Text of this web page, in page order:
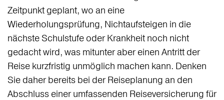
Zeitpunkt geplant, wo an eine
Wiederholungsprüfung, Nichtaufsteigen in die
nächste Schulstufe oder Krankheit noch nicht
gedacht wird, was mitunter aber einen Antritt der
Reise kurzfristig unmöglich machen kann. Denken
Sie daher bereits bei der Reiseplanung an den
Abschluss einer umfassenden Reiseversicherung für